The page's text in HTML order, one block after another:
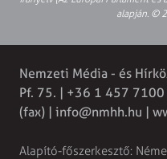
alapján. ©
Nemzeti Média - és
Pf. 75. | +36 1 457
(fax) | info@nmhh.hu |
Alapító-főszerkesztő: